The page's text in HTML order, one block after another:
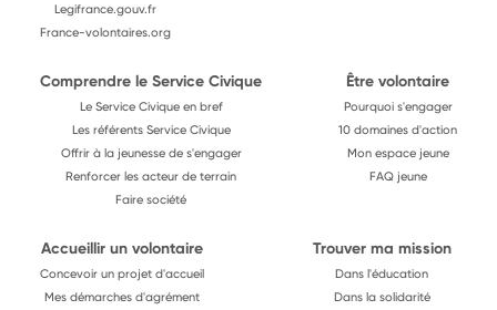
Legifrance.gouv.fr
France-volontaires.org
Comprendre le Service Civique
Le Service Civique en bref
Les référents Service Civique
Offrir à la jeunesse de s'engager
Renforcer les acteur de terrain
Faire société
Être volontaire
Pourquoi s'engager
10 domaines d'action
Mon espace jeune
FAQ jeune
Accueillir un volontaire
Concevoir un projet d'accueil
Mes démarches d'agrément
Trouver ma mission
Dans l'éducation
Dans la solidarité